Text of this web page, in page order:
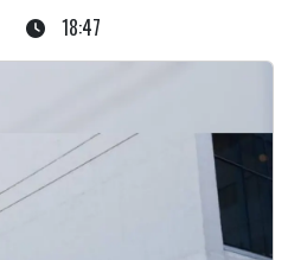
18:47